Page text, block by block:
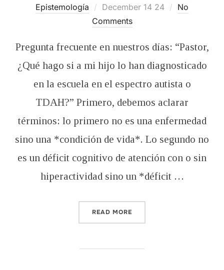
Epistemología
Posted
on
December 14 24
No
Comments
Pregunta frecuente en nuestros días: “Pastor,
¿Qué hago si a mi hijo lo han diagnosticado
en la escuela en el espectro autista o
TDAH?” Primero, debemos aclarar
términos: lo primero no es una enfermedad
sino una *condición de vida*. Lo segundo no
es un déficit cognitivo de atención con o sin
hiperactividad sino un *déficit …
READ MORE